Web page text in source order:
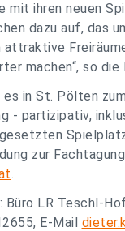
mit ihren neuen
dazu auf, das
attraktive
machen“, so die
es in St. Pölten
- partizipativ,
zur
.
LR Teschl-
E-Mail